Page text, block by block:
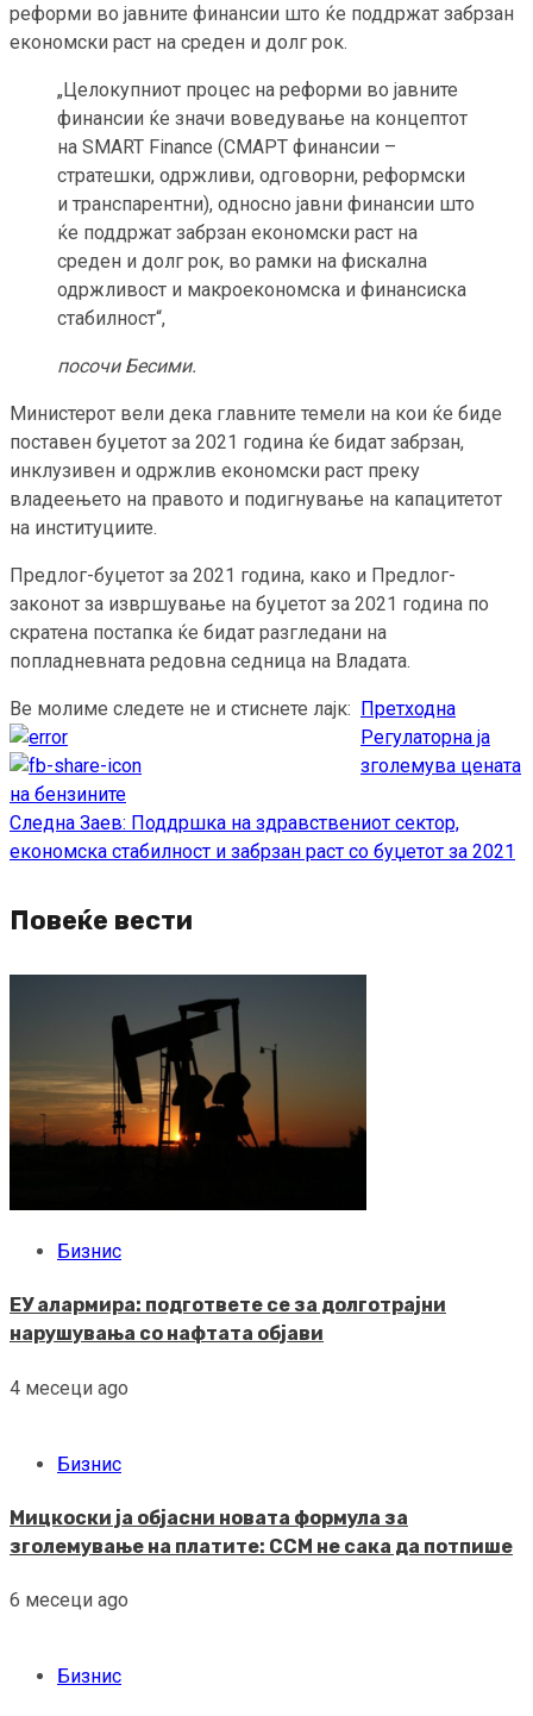
реформи во јавните финансии што ќе поддржат забрзан
економски раст на среден и долг рок.
„Целокупниот процес на реформи во јавните
финансии ќе значи воведување на концептот
на SMART Finance (СМАРТ финансии –
стратешки, одржливи, одговорни, реформски
и транспарентни), односно јавни финансии што
ќе поддржат забрзан економски раст на
среден и долг рок, во рамки на фискална
одржливост и макроекономска и финансиска
стабилност“,
посочи Бесими.
Министерот вели дека главните темели на кои ќе биде
поставен буџетот за 2021 година ќе бидат забрзан,
инклузивен и одржлив економски раст преку
владеењето на правото и подигнување на капацитетот
на институциите.
Предлог-буџетот за 2021 година, како и Предлог-
законот за извршување на буџетот за 2021 година по
скратена постапка ќе бидат разгледани на
попладневната редовна седница на Владата.
Ве молиме следете не и стиснете лајк:
Continue
Reading
Претходна
Регулаторна ја
зголемува цената
на бензините
Следна Заев: Поддршка на здравствениот сектор,
економска стабилност и забрзан раст со буџетот за 2021
Повеќе вести
Бизнис
ЕУ алармира: подгответе се за долготрајни
нарушувања со нафтата објави
4 месеци ago
Бизнис
Мицкоски ја објасни новата формула за
зголемување на платите: ССМ не сака да потпише
6 месеци ago
Бизнис